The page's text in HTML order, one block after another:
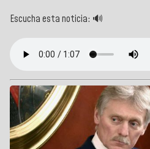
Escucha esta noticia: 🔊